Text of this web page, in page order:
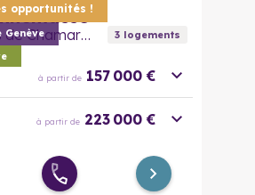
opportunités !
Les Jardins de Chamarette - Bail Réel Solidaire 3logements
à partir de 157 000 €
à partir de 223 000 €